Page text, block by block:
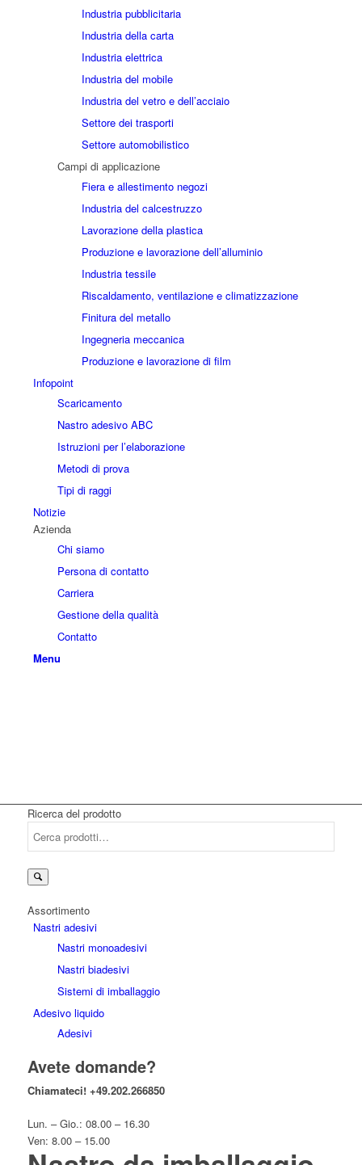
Industria pubblicitaria
Industria della carta
Industria elettrica
Industria del mobile
Industria del vetro e dell’acciaio
Settore dei trasporti
Settore automobilistico
Campi di applicazione
Fiera e allestimento negozi
Industria del calcestruzzo
Lavorazione della plastica
Produzione e lavorazione dell’alluminio
Industria tessile
Riscaldamento, ventilazione e climatizzazione
Finitura del metallo
Ingegneria meccanica
Produzione e lavorazione di film
Infopoint
Scaricamento
Nastro adesivo ABC
Istruzioni per l’elaborazione
Metodi di prova
Tipi di raggi
Notizie
Azienda
Chi siamo
Persona di contatto
Carriera
Gestione della qualità
Contatto
Menu
Ricerca del prodotto
Assortimento
Nastri adesivi
Nastri monoadesivi
Nastri biadesivi
Sistemi di imballaggio
Adesivo liquido
Adesivi
Avete domande?
Chiamateci! +49.202.266850
Lun. – Gio.: 08.00 – 16.30
Ven: 8.00 – 15.00